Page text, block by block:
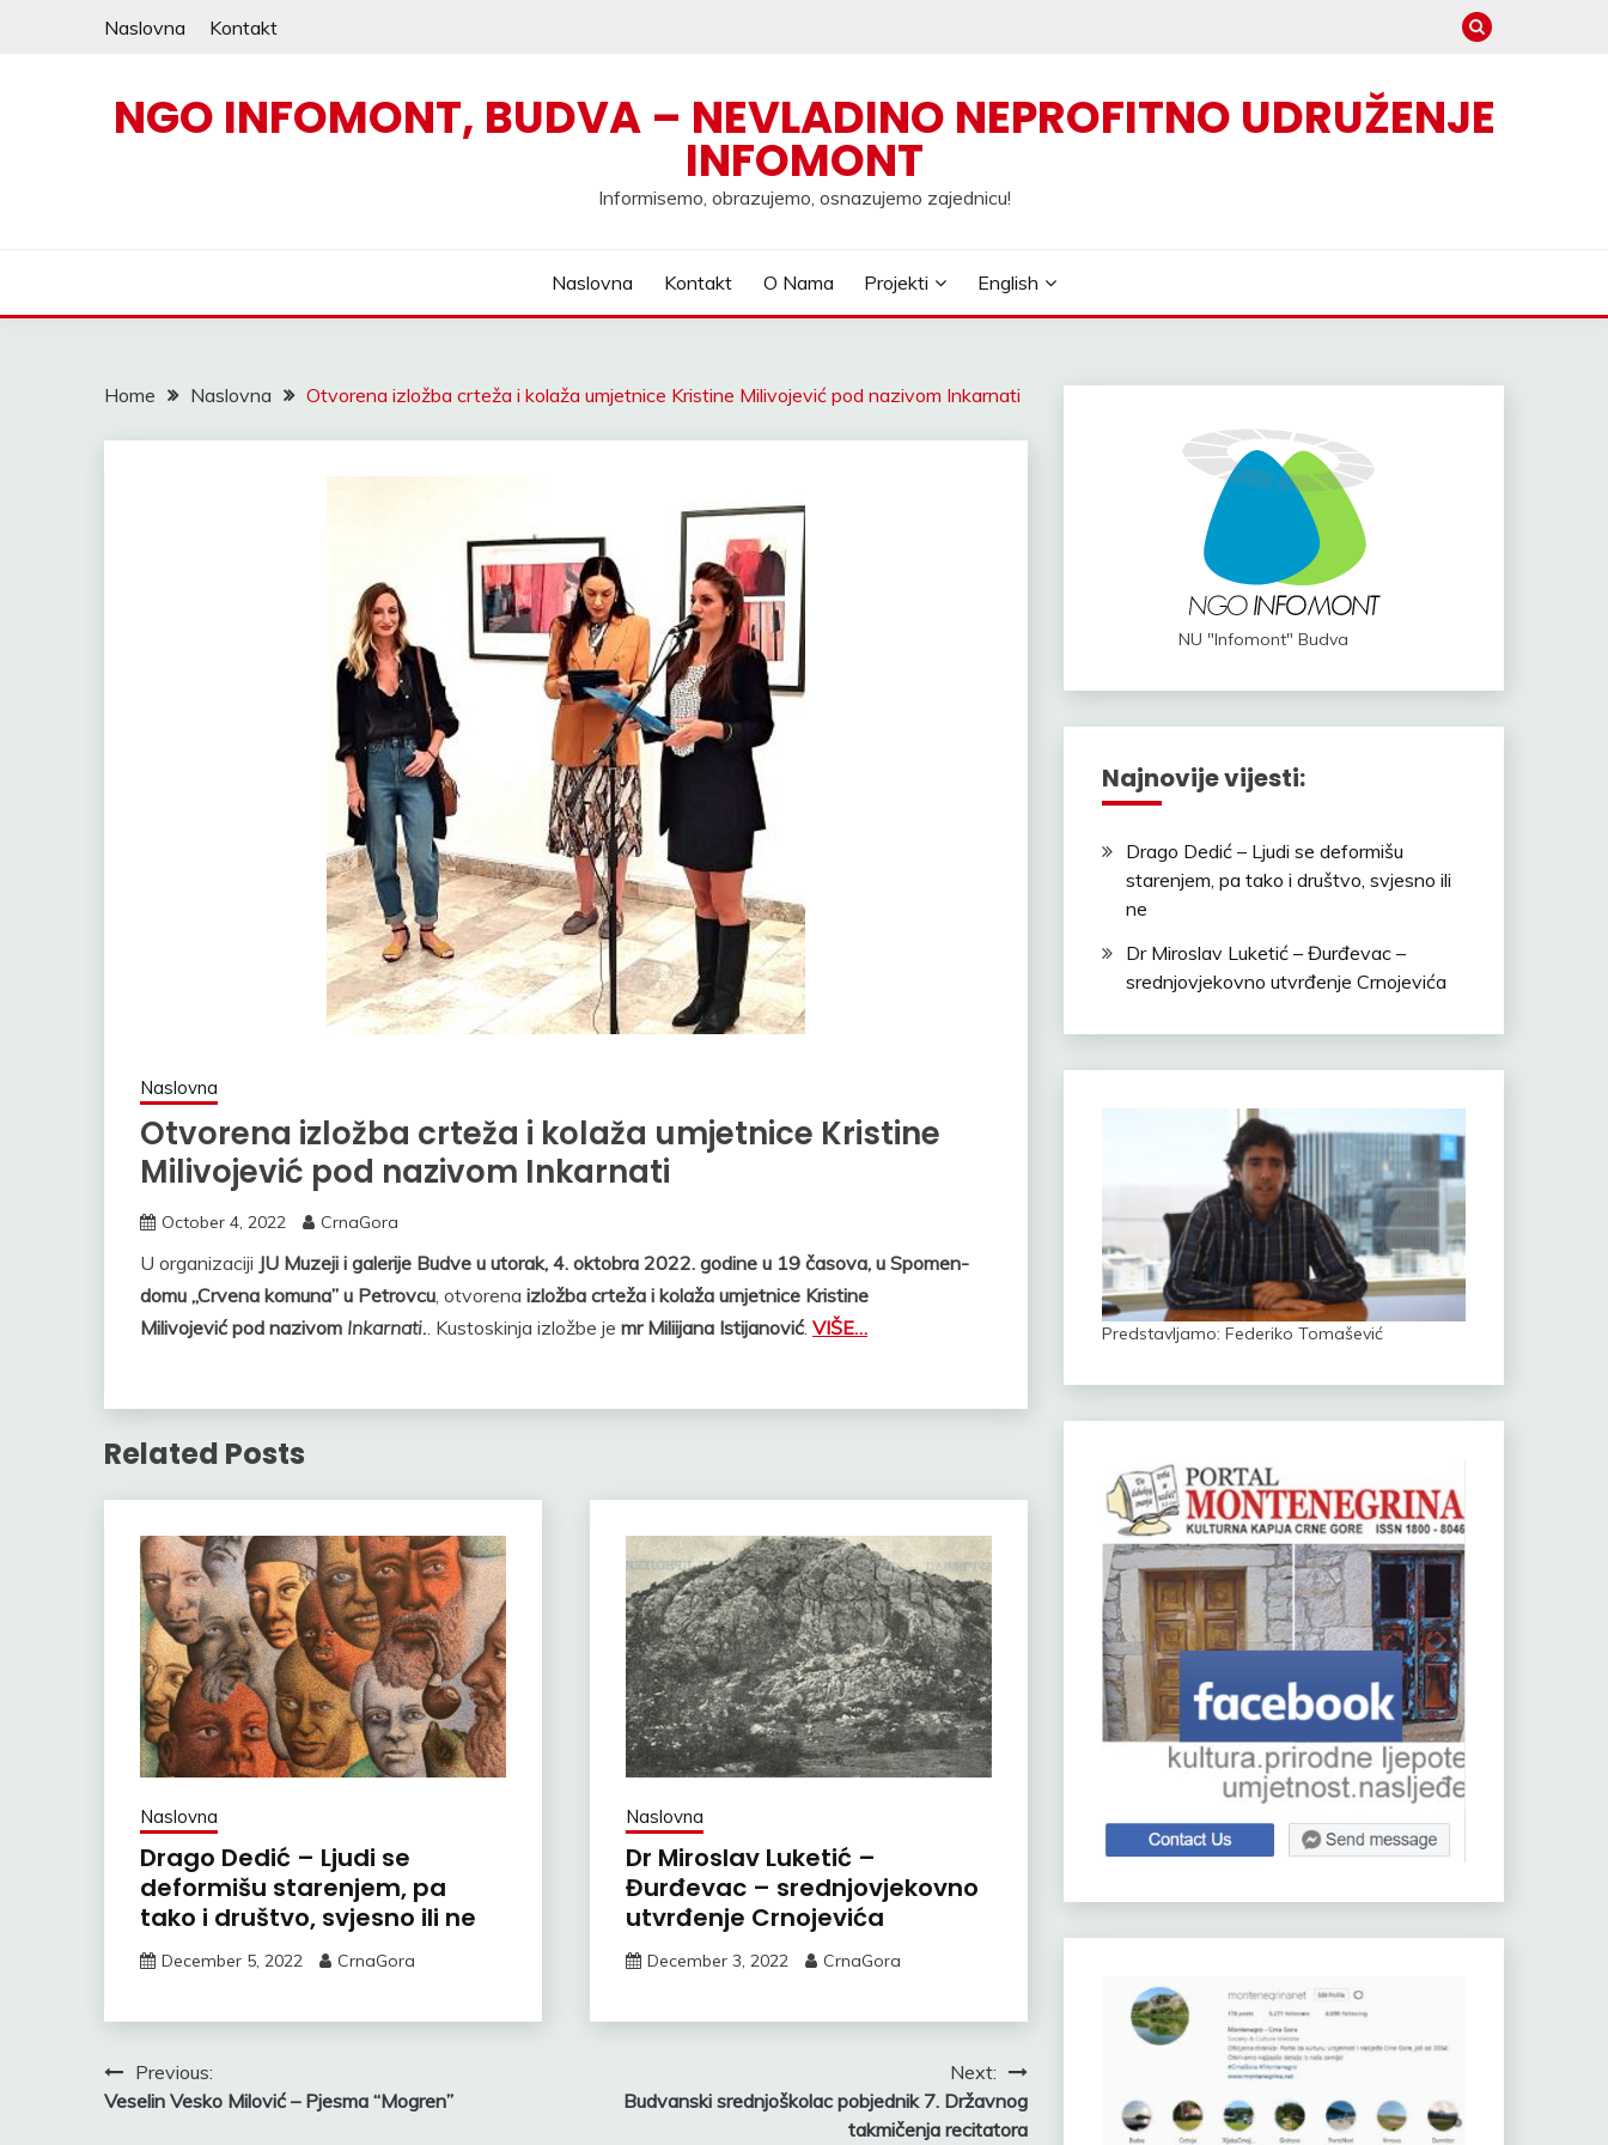
Naslovna Kontakt
NGO INFOMONT, BUDVA – NEVLADINO NEPROFITNO UDRUŽENJE
INFOMONT
Informisemo, obrazujemo, osnazujemo zajednicu!
Naslovna Kontakt O Nama Projekti English
Home Naslovna Otvorena izložba crteža i kolaža umjetnice Kristine Milivojević pod nazivom Inkarnati
Naslovna
Otvorena izložba crteža i kolaža umjetnice Kristine
Milivojević pod nazivom Inkarnati
October 4, 2022 CrnaGora
U organizaciji JU Muzeji i galerije Budve u utorak, 4. oktobra 2022. godine u 19 časova, u Spomen-
domu „Crvena komuna” u Petrovcu, otvorena izložba crteža i kolaža umjetnice Kristine
Milivojević pod nazivom Inkarnati.. Kustoskinja izložbe je mr Miliijana Istijanović. VIŠE…
Related Posts
Naslovna
Drago Dedić – Ljudi se
deformišu starenjem, pa
tako i društvo, svjesno ili ne
December 5, 2022 CrnaGora
Naslovna
Dr Miroslav Luketić –
Đurđevac – srednjovjekovno
utvrđenje Crnojevića
December 3, 2022 CrnaGora
Post
navigation
Previous:
Veselin Vesko Milović – Pjesma “Mogren”
Next:
Budvanski srednjoškolac pobjednik 7. Državnog
takmičenja recitatora
NU "Infomont" Budva
Najnovije vijesti:
Drago Dedić – Ljudi se deformišu
starenjem, pa tako i društvo, svjesno ili
ne
Dr Miroslav Luketić – Đurđevac –
srednjovjekovno utvrđenje Crnojevića
Predstavljamo: Federiko Tomašević